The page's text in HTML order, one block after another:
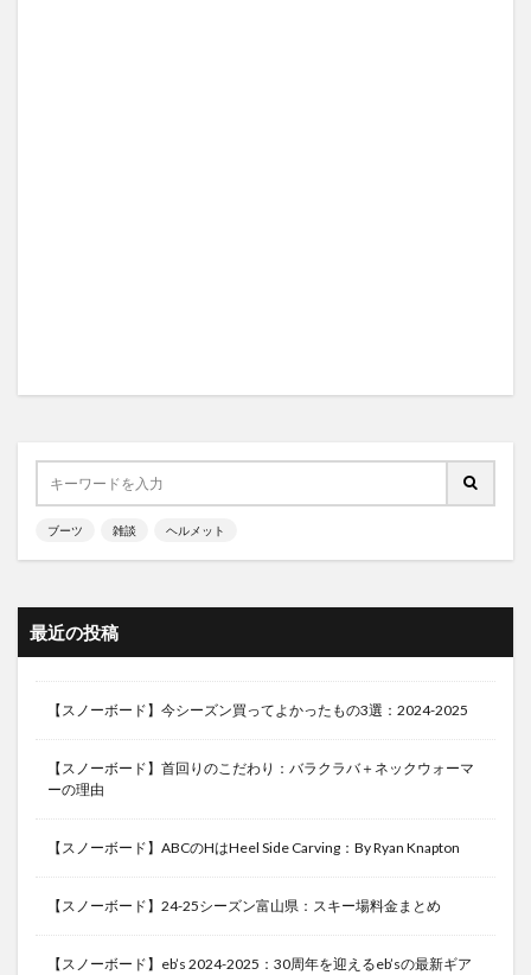
ブーツ 雑談 ヘルメット
最近の投稿
【スノーボード】今シーズン買ってよかったもの3選：2024-2025
【スノーボード】首回りのこだわり：バラクラバ＋ネックウォーマ
ーの理由
【スノーボード】ABCのHはHeel Side Carving：By Ryan Knapton
【スノーボード】24-25シーズン富山県：スキー場料金まとめ
【スノーボード】eb’s 2024-2025：30周年を迎えるeb’sの最新ギア